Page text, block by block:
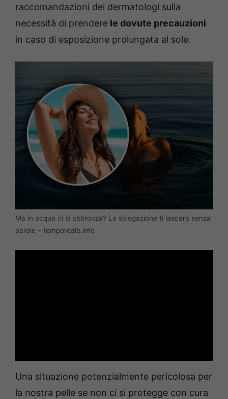
raccomandazioni dei dermatologi sulla
necessità di prendere le dovute precauzioni
in caso di esposizione prolungata al sole.
Ma in acqua ci si abbronza? La spiegazione ti lascerà senza
parole – temporeale.info
Una situazione potenzialmente pericolosa per
la nostra pelle se non ci si protegge con cura